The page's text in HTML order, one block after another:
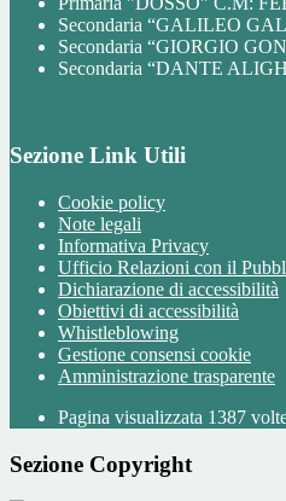
Secondaria “GALILEO
Secondaria “GIORGIO
Secondaria “DANTE
Sezione Link Utili
Cookie policy
Note legali
Informativa Privacy
Ufficio Relazioni con il
Dichiarazione di accessibilità
Obiettivi di accessibilità
Whistleblowing
Gestione consensi cookie
Amministrazione trasparente
Pagina visualizzata 1387
Sezione Copyright